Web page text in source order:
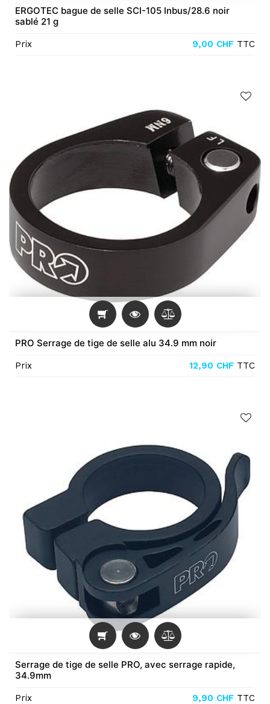
ERGOTEC bague de selle SCI-105 Inbus/28.6 noir
sablé 21 g
Prix 9,00 CHF TTC
PRO Serrage de tige de selle alu 34.9 mm noir
Prix 12,90 CHF TTC
Serrage de tige de selle PRO, avec serrage rapide,
34.9mm
Prix 9,90 CHF TTC